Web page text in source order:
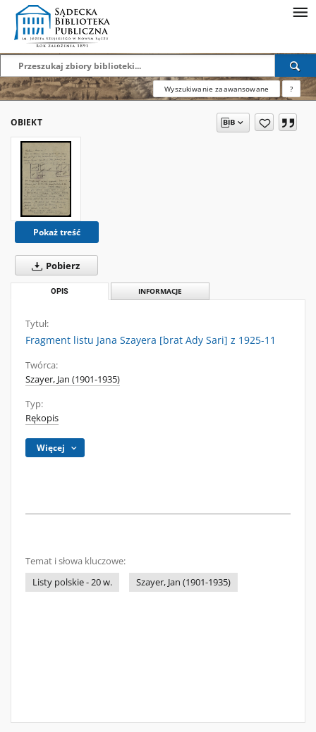
Wyszukiwanie zaawansowane ?
OBIEKT
Pokaż treść
Pobierz
OPIS INFORMACJE
Tytuł:
Fragment listu Jana Szayera [brat Ady Sari] z 1925-11
Twórca:
Szayer, Jan (1901-1935)
Typ:
Rękopis
Więcej
Temat i słowa kluczowe:
Listy polskie - 20 w.
Szayer, Jan (1901-1935)